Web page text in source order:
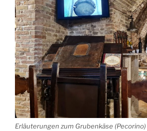
Erläuterungen zum Grubenkäse (Pecorino)